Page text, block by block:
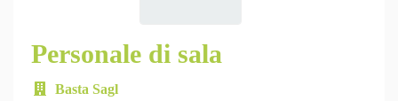
Personale di sala
Basta Sagl